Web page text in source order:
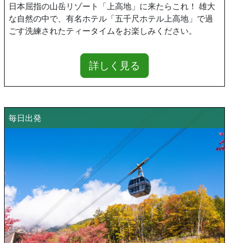
日本屈指の山岳リゾート「上高地」に来たらこれ！ 雄大
な自然の中で、有名ホテル「五千尺ホテル上高地」で過
ごす洗練されたティータイムをお楽しみください。
詳しく見る
毎日出発